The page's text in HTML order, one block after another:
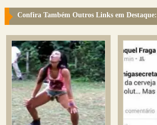
Confira Também Outros Links em Destaque: